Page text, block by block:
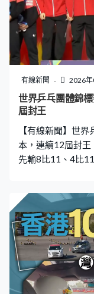
0。 第三棒的林詩
一板直線，第四局
擊敗日本，成功衛
再證明乒壇霸主地
欽說是最好的禮物
有線新聞 2026年
世界乒乓團體錦
屆封王
【有線新聞】世
本，連續12屆封王
先輸8比11、4比
先輸一局下，贏12
分拉開。第三場的
四局都贏11比9，
成功衛冕。